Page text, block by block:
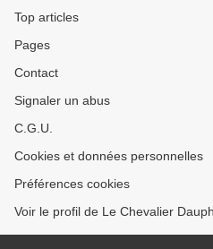
Top articles
Pages
Contact
Signaler un abus
C.G.U.
Cookies et données personnelles
Préférences cookies
Voir le profil de Le Chevalier